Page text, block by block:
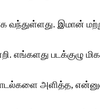
வந்துள்ளது. இமான்
படக்குழு
பாடல்களை அளித்த,